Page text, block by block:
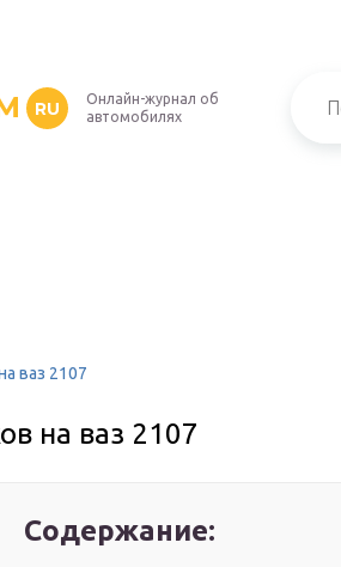
RU
Онлайн-журнал об
автомобилях
ваз 2107
на ваз 2107
Содержание: